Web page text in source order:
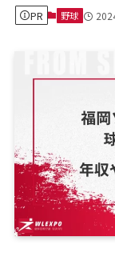
PR 野球